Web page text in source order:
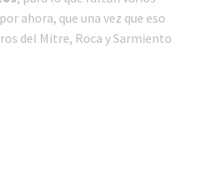
ahora, que una vez que eso
del Mitre, Roca y Sarmiento